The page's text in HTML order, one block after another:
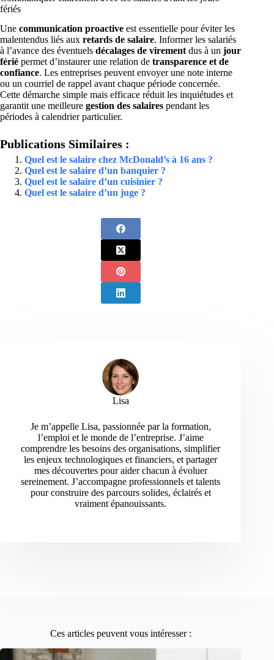
fériés
Une communication proactive est essentielle pour éviter les
malentendus liés aux retards de salaire. Informer les salariés
à l’avance des éventuels décalages de virement dus à un jour
férié permet d’instaurer une relation de transparence et de
confiance. Les entreprises peuvent envoyer une note interne
ou un courriel de rappel avant chaque période concernée.
Cette démarche simple mais efficace réduit les inquiétudes et
garantit une meilleure gestion des salaires pendant les
périodes à calendrier particulier.
Publications Similaires :
Quel est le salaire chez McDonald’s à 16 ans ?
Quel est le salaire d’un banquier ?
Quel est le salaire d’un cuisinier ?
Quel est le salaire d’un juge ?
Lisa
Je m’appelle Lisa, passionnée par la formation,
l’emploi et le monde de l’entreprise. J’aime
comprendre les besoins des organisations, simplifier
les enjeux technologiques et financiers, et partager
mes découvertes pour aider chacun à évoluer
sereinement. J’accompagne professionnels et talents
pour construire des parcours solides, éclairés et
vraiment épanouissants.
Ces articles peuvent vous intéresser :